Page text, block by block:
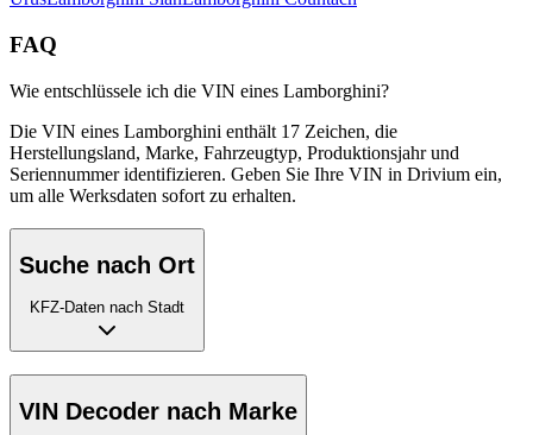
FAQ
Wie entschlüssele ich die VIN eines Lamborghini?
Die VIN eines Lamborghini enthält 17 Zeichen, die
Herstellungsland, Marke, Fahrzeugtyp, Produktionsjahr und
Seriennummer identifizieren. Geben Sie Ihre VIN in Drivium ein,
um alle Werksdaten sofort zu erhalten.
Suche nach Ort
KFZ-Daten nach Stadt
VIN Decoder nach Marke